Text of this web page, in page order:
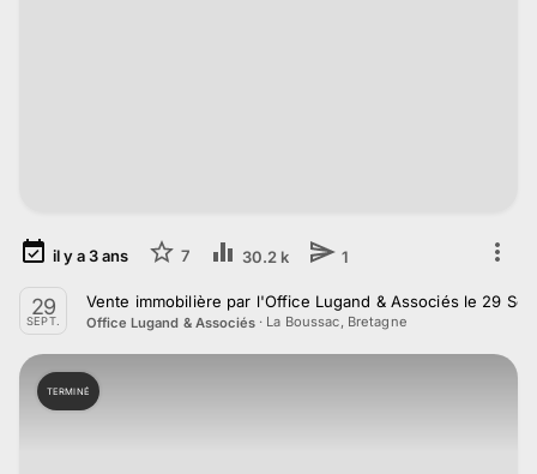
il y a3ans 7 30.2 k 1
29
SEPT.
Vente immobilière par l'Office Lugand & Associés le 29
Office Lugand & Associés· La Boussac, Bretagne
TERMINÉ